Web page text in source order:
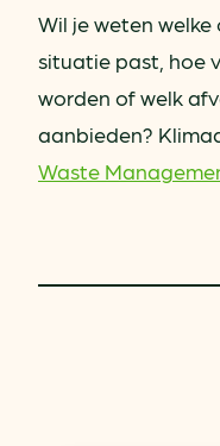
Wil je weten
situatie past, hoe
worden of welk
aanbieden?
Waste